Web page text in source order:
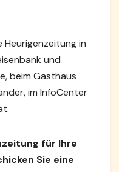
in
und
beim Gasthaus
im InfoCenter
für Ihre
Sie eine